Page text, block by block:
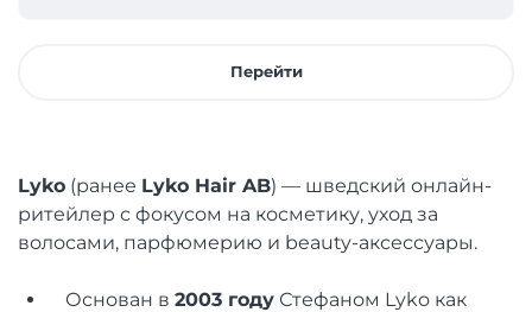
Перейти
Lyko (ранее Lyko Hair AB) — шведский онлайн-
ритейлер с фокусом на косметику, уход за
волосами, парфюмерию и beauty-аксессуары.
Основан в 2003 году Стефаном Lyko как